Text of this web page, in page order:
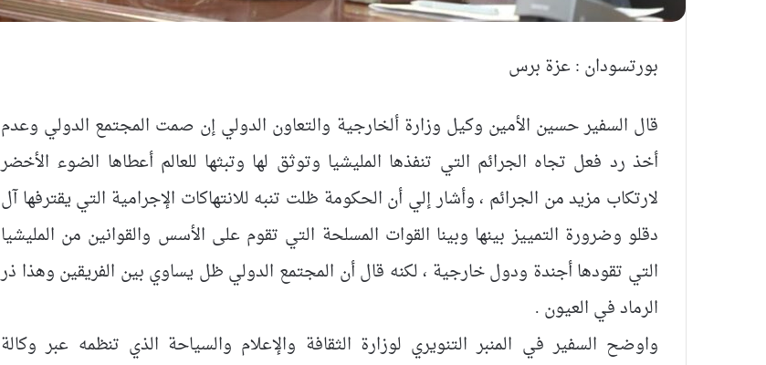
بورتسودان : عزة برس
قال السفير حسين الأمين وكيل وزارة ألخارجية والتعاون الدولي إن صمت المجتمع الدولي وعدم
أخذ رد فعل تجاه الجرائم التي تنفذها المليشيا وتوثق لها وتبثها للعالم أعطاها الضوء الأخضر
لارتكاب مزيد من الجرائم ، وأشار إلي أن الحكومة ظلت تنبه للانتهاكات الإجرامية التي يقترفها آل
دقلو وضرورة التمييز بينها وبينا القوات المسلحة التي تقوم على الأسس والقوانين من المليشيا
التي تقودها أجندة ودول خارجية ، لكنه قال أن المجتمع الدولي ظل يساوي بين الفريقين وهذا ذر
الرماد في العيون .
واوضح السفير في المنبر التنويري لوزارة الثقافة والإعلام والسياحة الذي تنظمه عبر وكالة